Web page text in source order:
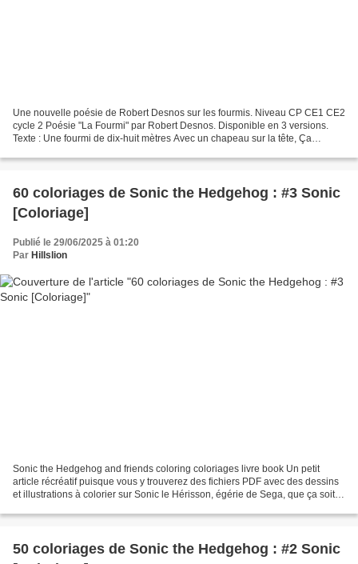
Une nouvelle poésie de Robert Desnos sur les fourmis. Niveau CP CE1 CE2
cycle 2 Poésie "La Fourmi" par Robert Desnos. Disponible en 3 versions.
Texte : Une fourmi de dix-huit mètres Avec un chapeau sur la tête, Ça
60 coloriages de Sonic the Hedgehog : #3 Sonic
[Coloriage]
Publié le 29/06/2025 à 01:20
Par Hillslion
Sonic the Hedgehog and friends coloring coloriages livre book Un petit
article récréatif puisque vous y trouverez des fichiers PDF avec des dessins
et illustrations à colorier sur Sonic le Hérisson, égérie de Sega, que ça soit
50 coloriages de Sonic the Hedgehog : #2 Sonic